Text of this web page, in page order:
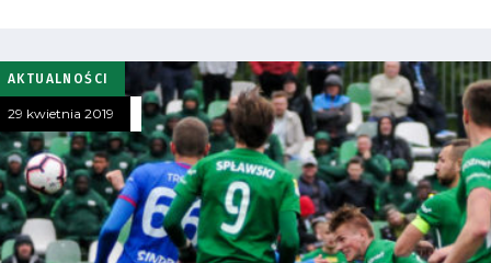
AKTUALNOŚCI
29 kwietnia 2019